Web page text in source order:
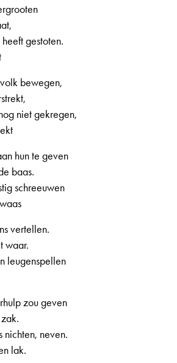
gestoten.
bewegen,
niet gekregen,
hun te geven
baas.
schreeuwen
vertellen.
waar.
leugenspellen
zou geven
nichten, neven.
lak.